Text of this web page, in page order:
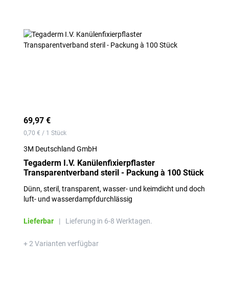
69,97 €
0,70 € / 1 Stück
3M Deutschland GmbH
Tegaderm I.V. Kanülenfixierpflaster
Transparentverband steril - Packung à 100 Stück
Dünn, steril, transparent, wasser- und keimdicht und doch
luft- und wasserdampfdurchlässig
Lieferbar | Lieferung in 6-8 Werktagen.
+ 2 Varianten verfügbar